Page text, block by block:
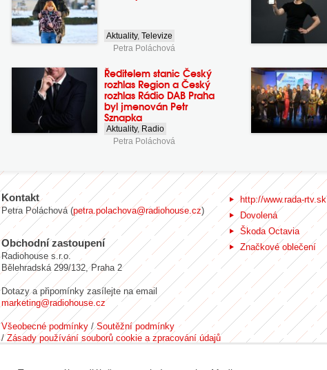
Aktuality,Televize
Petra Poláchová
Ředitelem stanic Český
rozhlas Region a Český
rozhlas Rádio DAB Praha
byl jmenován Petr
Sznapka
Aktuality, Radio
Petra Poláchová
Kontakt
Petra Poláchová (petra.polachova@radiohouse.cz)
Obchodní zastoupení
Radiohouse s.r.o.
Bělehradská 299/132, Praha 2
Dotazy a připomínky zasílejte na email
marketing@radiohouse.cz
Všeobecné podmínky/Soutěžní podmínky
/Zásady používání souborů cookie a zpracování údajů
http://www.rada-rtv.sk
Dovolená
Škoda Octavia
Značkové oblečení